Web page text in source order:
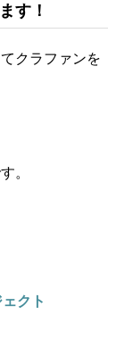
す！
クラファンを
。
クト